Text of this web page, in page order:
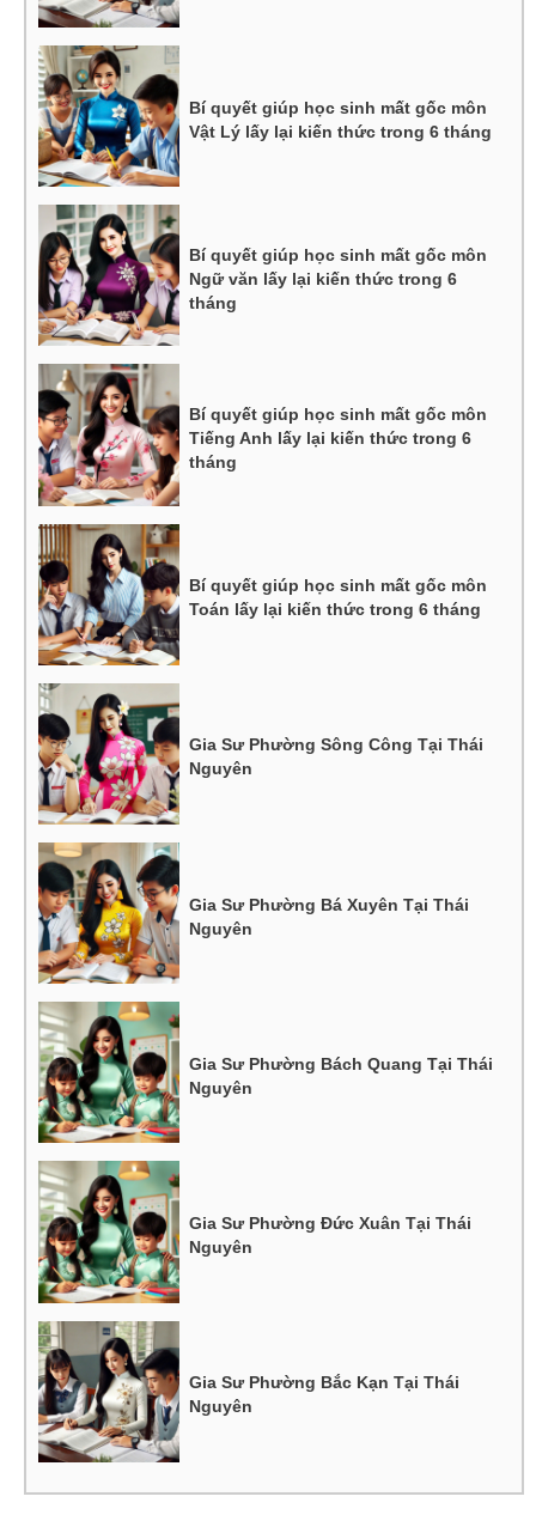
Bí quyết giúp học sinh mất gốc môn
Vật Lý lấy lại kiến thức trong 6 tháng
Bí quyết giúp học sinh mất gốc môn
Ngữ văn lấy lại kiến thức trong 6
tháng
Bí quyết giúp học sinh mất gốc môn
Tiếng Anh lấy lại kiến thức trong 6
tháng
Bí quyết giúp học sinh mất gốc môn
Toán lấy lại kiến thức trong 6 tháng
Gia Sư Phường Sông Công Tại Thái
Nguyên
Gia Sư Phường Bá Xuyên Tại Thái
Nguyên
Gia Sư Phường Bách Quang Tại Thái
Nguyên
Gia Sư Phường Đức Xuân Tại Thái
Nguyên
Gia Sư Phường Bắc Kạn Tại Thái
Nguyên